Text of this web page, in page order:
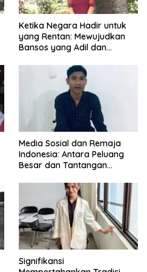
Ketika Negara Hadir untuk
yang Rentan: Mewujudkan
Bansos yang Adil dan
Media Sosial dan Remaja
Indonesia: Antara Peluang
Besar dan Tantangan
Signifikansi